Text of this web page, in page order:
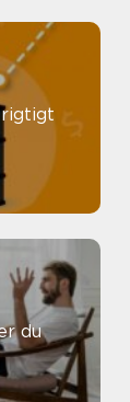
du